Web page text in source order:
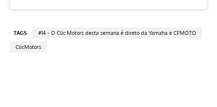
TAGS #14 - O Clic Motors desta semana é direto da Yamaha e CFMOTO
ClicMotors